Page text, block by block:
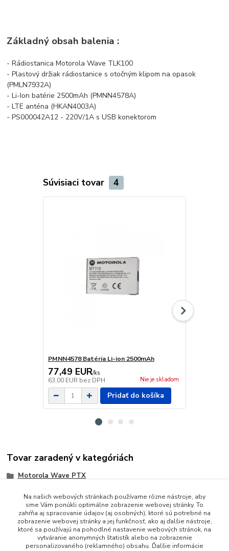
Základný obsah balenia :
- Rádiostanica Motorola Wave TLK100
- Plastový držiak rádiostanice s otočným klipom na opasok
(PMLN7932A)
- Li-Ion batérie 2500mAh (PMNN4578A)
- LTE anténa (HKAN4003A)
- PS000042A12 - 220V/1A s USB konektorom
Súvisiaci tovar 4
PMNN4578 Batéria Li-ion 2500mAh
77,49 EUR/ks
63,00 EUR bez DPH Nie je skladom
Pridať do košíka
Tovar zaradený v kategóriách
Motorola Wave PTX
Na našich webových stránkach používame rôzne nástroje, aby
sme Vám ponúkli optimálne zobrazenie webovej stránky. To
zahŕňa aj spracovanie údajov (aj osobných), ktoré sú potrebné na
zobrazenie webovej stránky a jej funkčnosť, ako aj ďalšie nástroje,
ktoré sa používajú na pohodlné nastavenie webových stránok, na
vytváranie anonymných štatistík alebo na zobrazenie
personalizovaného (reklamného) obsahu. Ďalšie informácie